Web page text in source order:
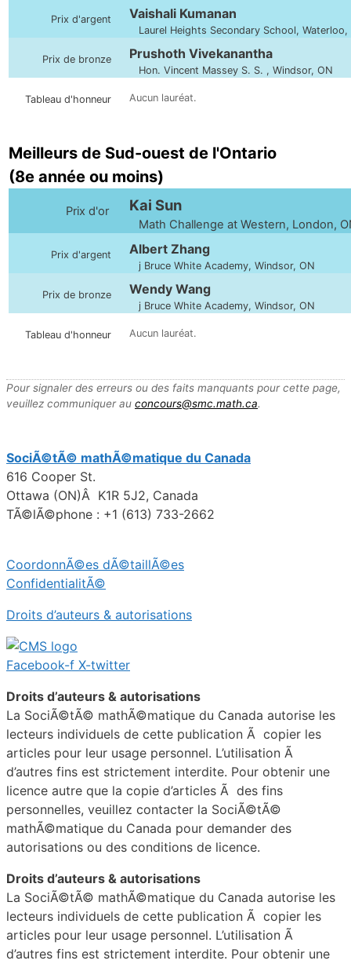
Prix d'argent Vaishali Kumanan
Laurel Heights Secondary School, Waterloo,
Prix de bronze Prushoth Vivekanantha
Hon. Vincent Massey S. S. , Windsor, ON
Tableau d'honneur Aucun lauréat.
Meilleurs de Sud-ouest de l'Ontario
(8e année ou moins)
Prix d'or Kai Sun
Math Challenge at Western, London,
Prix d'argent Albert Zhang
j Bruce White Academy, Windsor, ON
Prix de bronze Wendy Wang
j Bruce White Academy, Windsor, ON
Tableau d'honneur Aucun lauréat.
Pour signaler des erreurs ou des faits manquants pour cette page,
veuillez communiquer au concours@smc.math.ca.
SociÃ©tÃ© mathÃ©matique du Canada
616 Cooper St.
Ottawa (ON)Â K1R 5J2, Canada
TÃ©lÃ©phone : +1 (613) 733-2662
CoordonnÃ©es dÃ©taillÃ©es
ConfidentialitÃ©
Droits d’auteurs & autorisations
Facebook-f X-twitter
Droits d’auteurs & autorisations
La SociÃ©tÃ© mathÃ©matique du Canada autorise les
lecteurs individuels de cette publication Ã copier les
articles pour leur usage personnel. L’utilisation Ã
d’autres fins est strictement interdite. Pour obtenir une
licence autre que la copie d’articles Ã des fins
personnelles, veuillez contacter la SociÃ©tÃ©
mathÃ©matique du Canada pour demander des
autorisations ou des conditions de licence.
Droits d’auteurs & autorisations
La SociÃ©tÃ© mathÃ©matique du Canada autorise les
lecteurs individuels de cette publication Ã copier les
articles pour leur usage personnel. L’utilisation Ã
d’autres fins est strictement interdite. Pour obtenir une